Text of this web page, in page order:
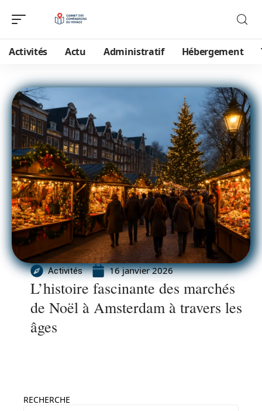
Activités Actu Administratif Hébergement
Activités 16 janvier 2026
L’histoire fascinante des marchés
de Noël à Amsterdam à travers les
âges
RECHERCHE